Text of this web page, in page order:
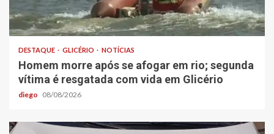
DESTAQUE GLICÉRIO NOTÍCIAS
Homem morre após se afogar em rio; segunda
vítima é resgatada com vida em Glicério
diego 08/08/2026